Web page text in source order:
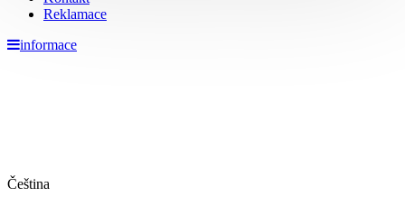
Reklamace
informace
Čeština